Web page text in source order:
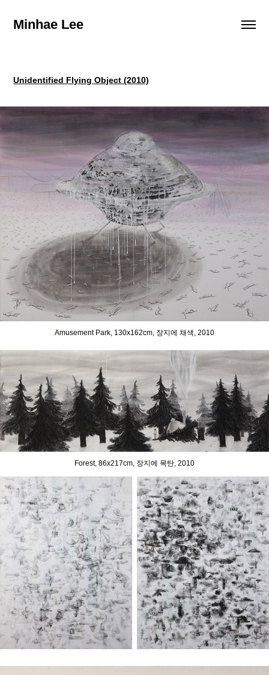
Minhae Lee
Unidentified Flying Object (2010)
Amusement Park, 130x162cm, 장지에 채색, 2010
Forest, 86x217cm, 장지에 목탄, 2010